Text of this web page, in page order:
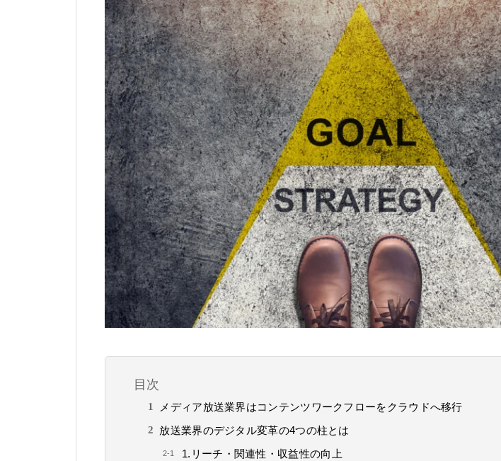
目次
メディア放送業界はコンテンツワークフローをクラウドへ移行
放送業界のデジタル変革の4つの柱とは
1.リーチ・関連性・収益性の向上